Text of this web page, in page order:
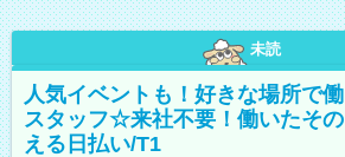
未読
人気イベントも！好きな場所で
スタッフ☆来社不要！働いたそ
える日払い/T1